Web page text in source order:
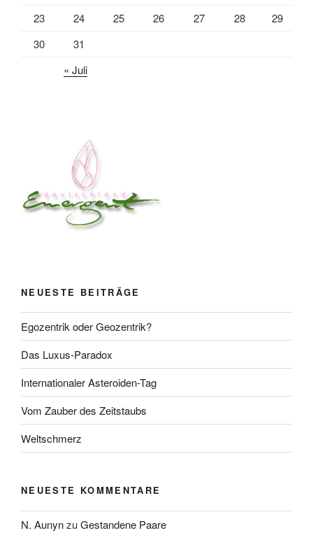
23
24 25 26 27 28
29
30
31
« Juli
NEUESTE BEITRÄGE
Egozentrik oder Geozentrik?
Das Luxus-Paradox
Internationaler Asteroiden-Tag
Vom Zauber des Zeitstaubs
Weltschmerz
NEUESTE KOMMENTARE
N. AunynzuGestandene Paare